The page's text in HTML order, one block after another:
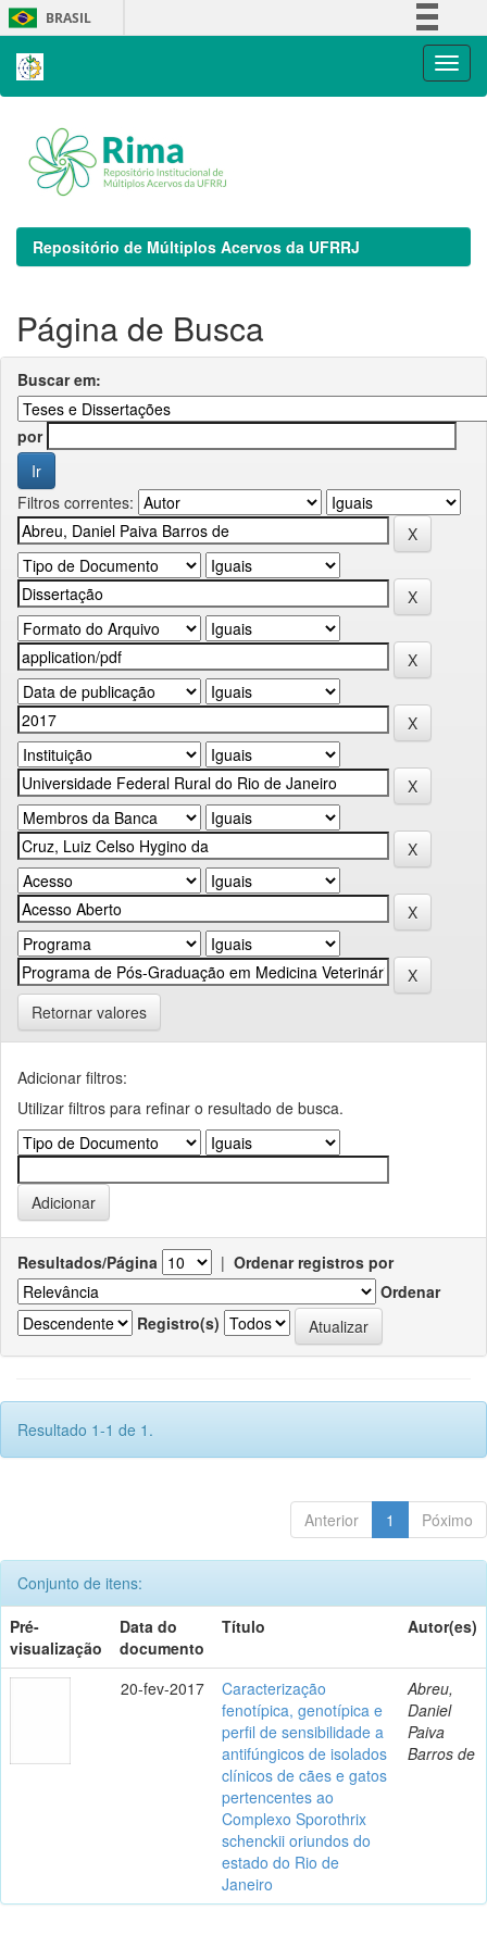
Skip
navigation
BRASIL
Repositório de Múltiplos Acervos da UFRRJ
Página de Busca
Buscar em:
por
Filtros correntes:
Retornar valores
Adicionar filtros:
Utilizar filtros para refinar o resultado de busca.
Resultados/Página | Ordenar registros por
Ordenar
Registro(s)
Resultado 1-1 de 1.
Anterior 1 Póximo
Conjunto de itens:
Pré-
visualização
Data do
documento
Título Autor(es)
20-fev-2017
Caracterização
fenotípica, genotípica e
perfil de sensibilidade a
antifúngicos de isolados
clínicos de cães e gatos
pertencentes ao
Complexo Sporothrix
schenckii oriundos do
estado do Rio de
Janeiro
Abreu,
Daniel
Paiva
Barros de